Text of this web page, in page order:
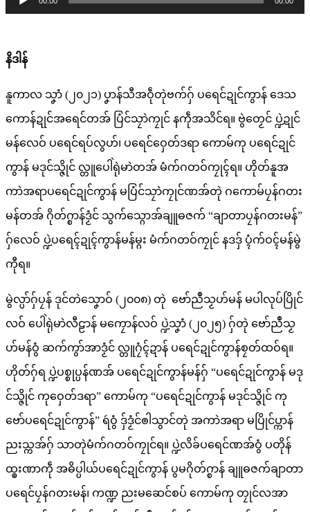
Player
နိဒါန်
နူကာလ သၞာံ (၂၀၂၁) ပၞာန်သီအဝဵုတုဲဗက်ဂှ် ပရေင်ဍုင်ကွာန် ဒေသ
ကောန်ဍုင်အရေင်တအ် ပြံင်သၠာဲကၠုင် နကဵုအသိင်ရ။ ဗွဲတၟေင် ပ္ဍဲဍုင်
မန်လေဝ် ပရေင်ရပ်လွဟ်၊ ပရေင်ဝှေတ်ဒရာ ကောမ်ကု ပရေင်ဍုင်
ကွာန် မဒုင်သ္ဇိုင် လ္တူပေါဲရုဲမာဲတအ် မံက်ဂတဝ်ကၠုၚ်ရ။ ဟိုတ်နူအ
ကာဲအရာပရေင်ဍုင်ကွာန် မပြံင်သၠာဲကၠုင်ဏအ်တုဲ ဂကောမ်ပၠန်ဂတး
မန်တအ် ဂိုတ်ဂ္စာန်ဒၟံင် သွက်သ္ဂောအ်ချူဓဇက် “ချာတာပၠန်ဂတးမန်”
ဂှ်လေဝ် ပ္ဍဲပရေၚ်ဍုၚ်ကွာန်မန်မ္ဂး မံက်ဂတဝ်ကၠုင် နဒဒှ် ပ္ၚံက်ဝၚ်မန်မွဲ
ကီုရ။
မွဲလ္ပာ်ဂှ်ပၠန် ဒုင်တဲ‌သၞောဝ် (၂၀၀၈) တုဲ ဗော်ညဳသၟဟ်မန် မပါလုပ်ပြိုင်
လဝ် ပေါဲရုဲမာဲလီဠာန် မကၠောန်လဝ် ပ္ဍဲသၞာံ (၂၀၂၅) ဂှ်တုဲ ဗော်ညဳသၟ
ဟ်မန်ဝွံ ဆက်ကွာ်အာဒၟံင် လ္တူဂၠံၚ်ဍာန် ပရေင်ဍုင်ကွာန်စၠတ်ထဝ်ရ။
ဟိုတ်ဂှ်ရ ပ္ဍဲပစ္စုပ္ပန်ဏအ် ပရေင်ဍုင်ကွာန်မန်ဂှ် “ပရေင်ဍုင်ကွာန် မဒု
င်သ္ဇိုင် ကုဝှေတ်ဒရာ” ကောမ်ကု “ပရေင်ဍုင်ကွာန် မဒုင်သ္ဇိုင် ကု
ဗော်ပရေင်ဍုင်ကွာန်” ရဴဝွံ ဒှ်ဒၟံင်ၜါသွာင်တုဲ အကာဲအရာ မပြိုင်ပ္ကာန်
ညးသ္ကအ်ဂှ် သာတုဲမံက်ဂတဝ်ကၠုင်ရ။ ပ္ဍဲလိခ်ပရေင်ဏအ်ဝွံ ပတိုန်
ထ္ၜးဏာကဵု အဓိပ္ပါယ်ပရေင်ဍုင်ကွာန် ပွမဂိုတ်ဂ္စာန် ချူဓဇက်ချာတာ
ပရေင်ပၠန်ဂတးမန်၊ ကဏ္ဍ ညးမဆေင်စပ် ကောမ်ကု တၠုင်လအာ